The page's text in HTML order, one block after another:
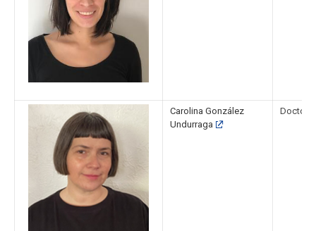
Carolina González
Undurraga
Doctora